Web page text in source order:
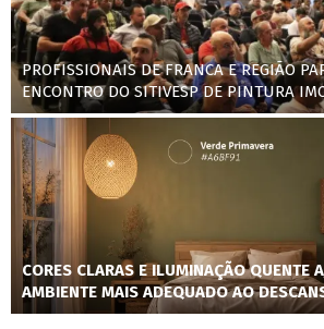
PROFISSIONAIS DE FRANCA E REGIÃO
ENCONTRO DO SITIVESP DE PINTURA
CORES CLARAS E ILUMINAÇÃO QUENTE
AMBIENTE MAIS ADEQUADO AO